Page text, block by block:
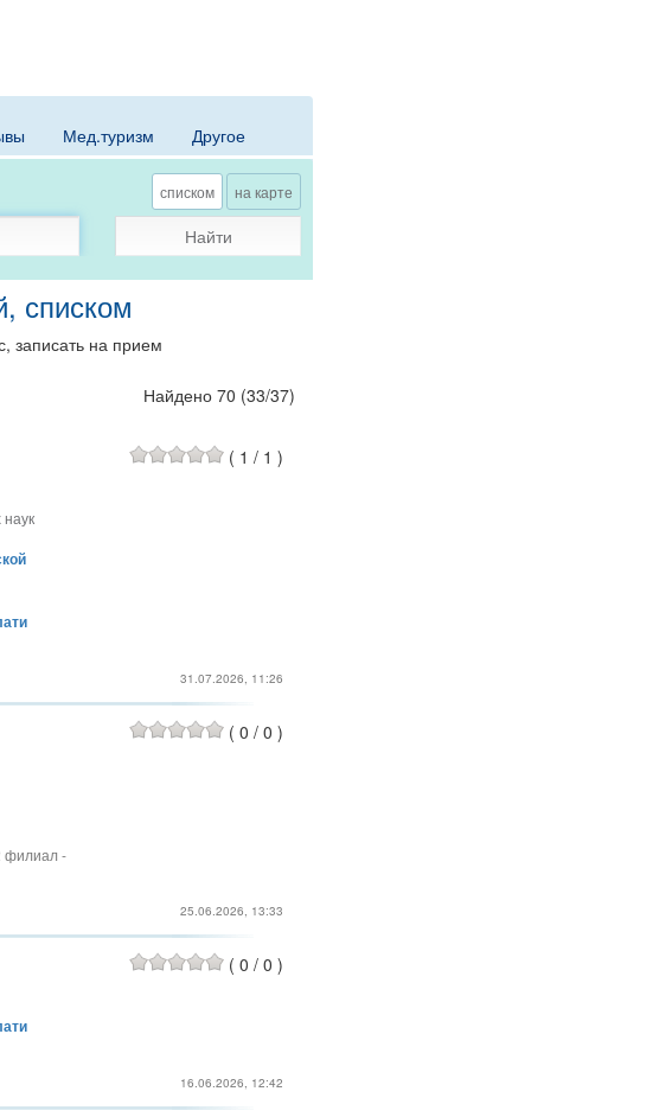
Мед.туризм Другое
списком на карте
Найти
списком
записать на прием
Найдено 70 (33/37)
( 1 / 1 )
31.07.2026, 11:26
филиал -
( 0 / 0 )
25.06.2026, 13:33
( 0 / 0 )
16.06.2026, 12:42